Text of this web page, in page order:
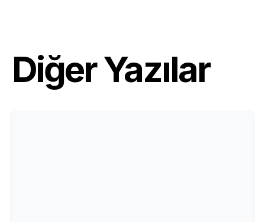
Diğer Yazılar